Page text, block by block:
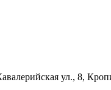
ул., 8,